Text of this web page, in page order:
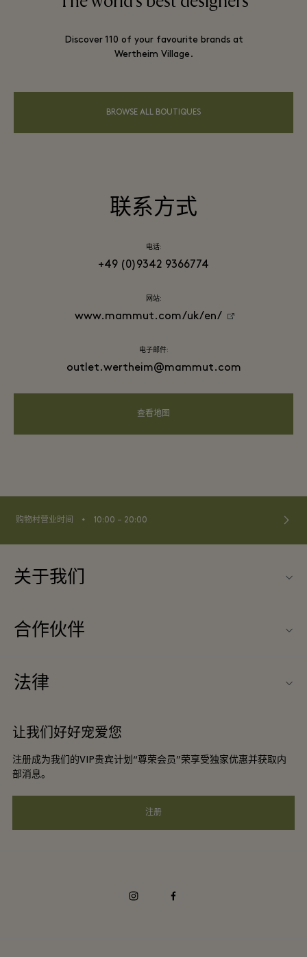
Discover 110 of your favourite brands at
Wertheim Village.
BROWSE ALL BOUTIQUES
联系方式
电话:
+49 (0)9342 9366774
网站:
www.mammut.com/uk/en/
电子邮件:
outlet.wertheim@mammut.com
查看地图
购物村营业时间 ⬩ 10:00 – 20:00
关于我们
联系我们
工作机会
下载应用程序
礼品卡
常见问题
合作伙伴
团体预订
法律
会员条款与条件
Privacy notice
让我们好好宠爱您
注册成为我们的VIP贵宾计划“尊荣会员”荣享受独家优惠并获取内
部消息。
注册
instagramfacebook